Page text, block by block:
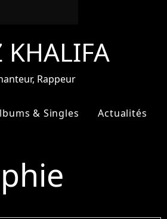
KHALIFA
Rappeur
& Singles Actualités